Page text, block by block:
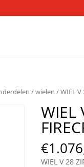
/wielen / WIEL V
WIEL
€
WIEL V 28